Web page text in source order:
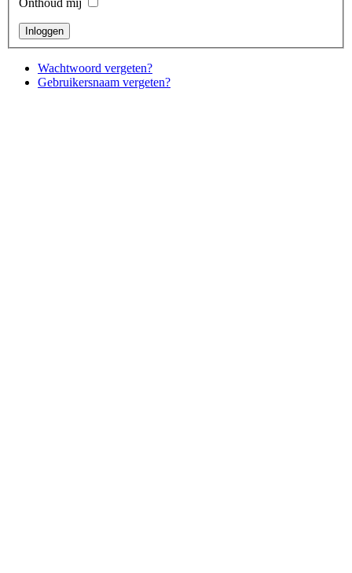
Wachtwoord vergeten?
Gebruikersnaam vergeten?